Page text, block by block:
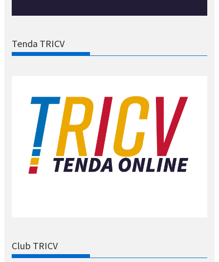
Tenda TRICV
Club TRICV